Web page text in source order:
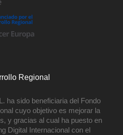
Regional
ha sido beneficiaria del Fondo
cuyo objetivo es mejorar la
y gracias al cual ha puesto en
Digital Internacional con el